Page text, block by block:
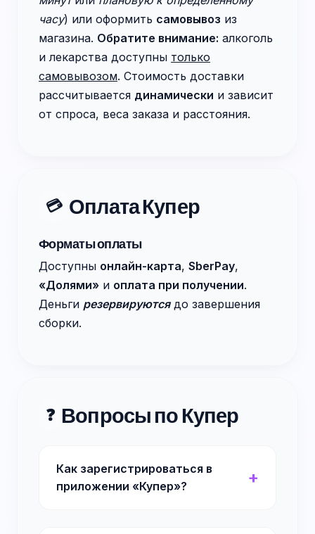
часу) или оформить самовывоз из
магазина. Обратите внимание: алкоголь
и лекарства доступны только
самовывозом. Стоимость доставки
рассчитывается динамически и зависит
от спроса, веса заказа и расстояния.
💳 Оплата Купер
Форматы оплаты
Доступны онлайн-карта, SberPay,
«Долями» и оплата при получении.
Деньги резервируютсядо завершения
сборки.
❓ Вопросы по Купер
Как зарегистрироваться в
приложении «Купер»?